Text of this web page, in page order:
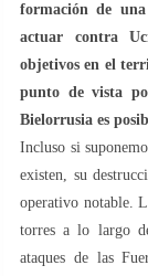
formación de
actuar contra
objetivos en el
punto de vista
Bielorrusia es
Incluso si
existen, su
operativo notable.
torres a lo largo
ataques de las